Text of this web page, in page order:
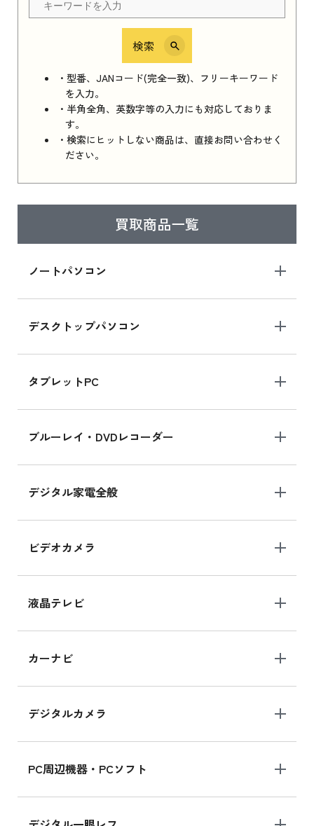
検索
・型番、JANコード(完全一致)、フリーキーワード
を入力。
・半角全角、英数字等の入力にも対応しておりま
す。
・検索にヒットしない商品は、直接お問い合わせく
ださい。
買取商品一覧
ノートパソコン
デスクトップパソコン
タブレットPC
ブルーレイ・DVDレコーダー
デジタル家電全般
ビデオカメラ
液晶テレビ
カーナビ
デジタルカメラ
PC周辺機器・PCソフト
iPhone 16e シリーズ 2025
iPhone 16e シリーズ 2025 新品買取価格はこち
ら
iPad 11インチ 2025年春モデル
はこちら
ら
iPad mini シリーズ 2024
iPad mini 8.3インチ の新品買取価格
iPhone 16 シリーズ
iPhone 16 の新品買取価格
iPad Air 11インチ シリーズ
iPad Air 11インチ の新品買取価格
iPhone 15 128GB シリーズ
iPhone 15 128GB の新品買取価格
MK2K3J/Aの新品買取価格はこちら